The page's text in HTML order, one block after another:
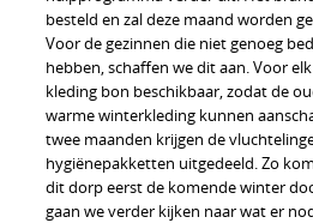
besteld en zal deze maand worden
Voor de gezinnen die niet genoeg
hebben, schaffen we dit aan. Voor
kleding bon beschikbaar, zodat de
warme winterkleding kunnen
twee maanden krijgen de
hygiënepakketten uitgedeeld. Zo
dit dorp eerst de komende winter
gaan we verder kijken naar wat er